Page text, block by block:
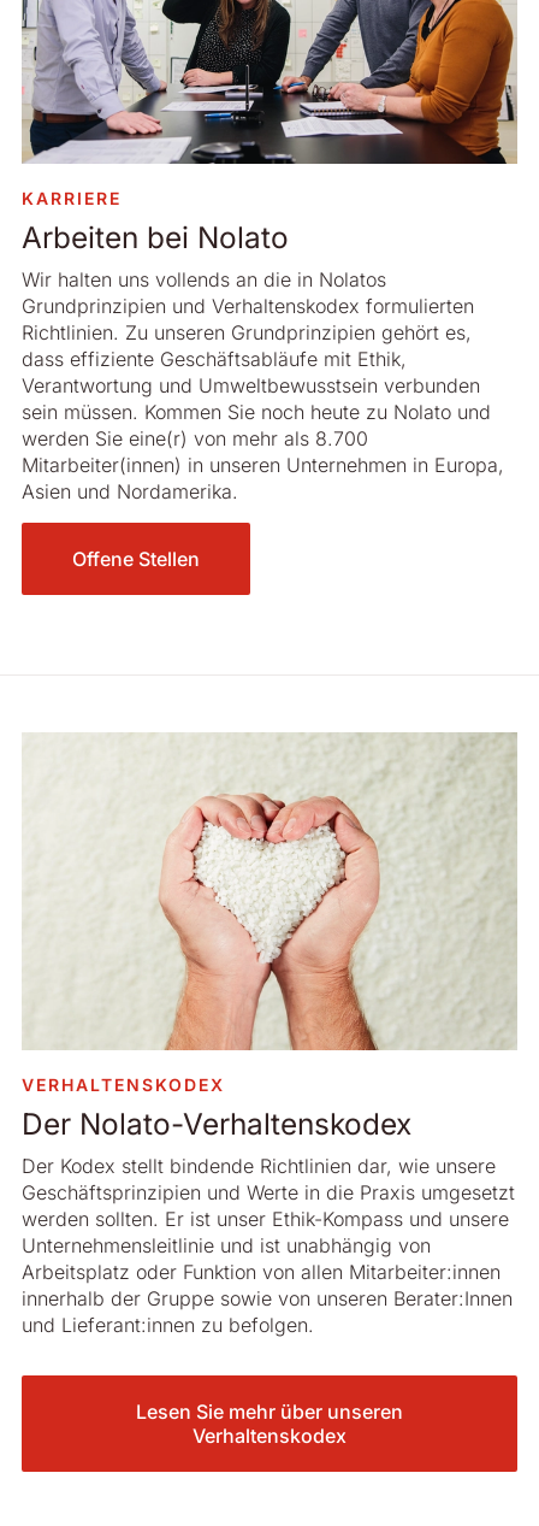
gemeinsamem Engagement, auf unser aller
Kompetenz und Technologie und auf gemeinsamen
Werten. Durch die aktive, koordinierte Zusammenarbeit
all unserer Unter­nehmensbereiche ist Nolato mehr als
die Summe seiner Teile.
Probleme dort, wo sie entstehen.
Wir schaffen für unsere unternehmerische Tätigkeit
das größtmögliche ­Potenzial. Dazu kombinieren wir
zielführendes Management mit deutlicher Trennung
der Zuständigkeiten und Befugnisse. So ermöglichen
wir eine Mitarbeiterentwicklung gemäß eigenen Zielen
und Fähigkeiten und entsprechend der
Unternehmenspolitik.
Wir setzen uns aktiv dafür ein, dass sich unser Betrieb
möglichst wenig auf Umwelt und Gesundheit der
Menschen auswirkt. Deshalb beteiligen wir uns an
Initiativen, die zu einer nachhaltigen Entwicklung
beitragen.
Wir betreiben unser Unternehmen integer und
transparent.
Wir legen unserem Handeln eine positive
Interessenkonflikte, und wir schätzen Offenheit –
innerhalb wie außerhalb des Unternehmens.
KARRIERE
Arbeiten bei Nolato
Wir halten uns vollends an die in Nolatos
Grundprinzipien und Verhaltenskodex formulierten
Richtlinien. Zu unseren Grundprinzipien gehört es,
dass effiziente Geschäftsabläufe mit Ethik,
Verantwortung und Umweltbewusstsein verbunden
sein müssen. Kommen Sie noch heute zu Nolato und
werden Sie eine(r) von mehr als 8.700
Mitarbeiter(innen) in unseren Unternehmen in Europa,
Asien und Nordamerika.
Offene Stellen
VERHALTENSKODEX
Der Nolato-Verhaltenskodex
Der Kodex stellt bindende Richtlinien dar, wie unsere
Geschäftsprinzipien und Werte in die Praxis umgesetzt
werden sollten. Er ist unser Ethik-Kompass und unsere
Unternehmensleitlinie und ist unabhängig von
Arbeitsplatz oder Funktion von allen Mitarbeiter:innen
innerhalb der Gruppe sowie von unseren Berater:Innen
und Lieferant:innen zu befolgen.
Lesen Sie mehr über unseren
Verhaltenskodex